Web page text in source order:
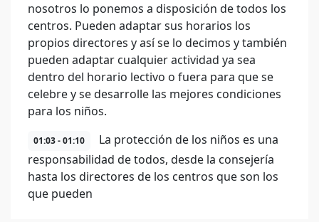
nosotros lo ponemos a disposición de todos los
centros. Pueden adaptar sus horarios los
propios directores y así se lo decimos y también
pueden adaptar cualquier actividad ya sea
dentro del horario lectivo o fuera para que se
celebre y se desarrolle las mejores condiciones
para los niños.
01:03 - 01:10
La protección de los niños es una
responsabilidad de todos, desde la consejería
hasta los directores de los centros que son los
que pueden